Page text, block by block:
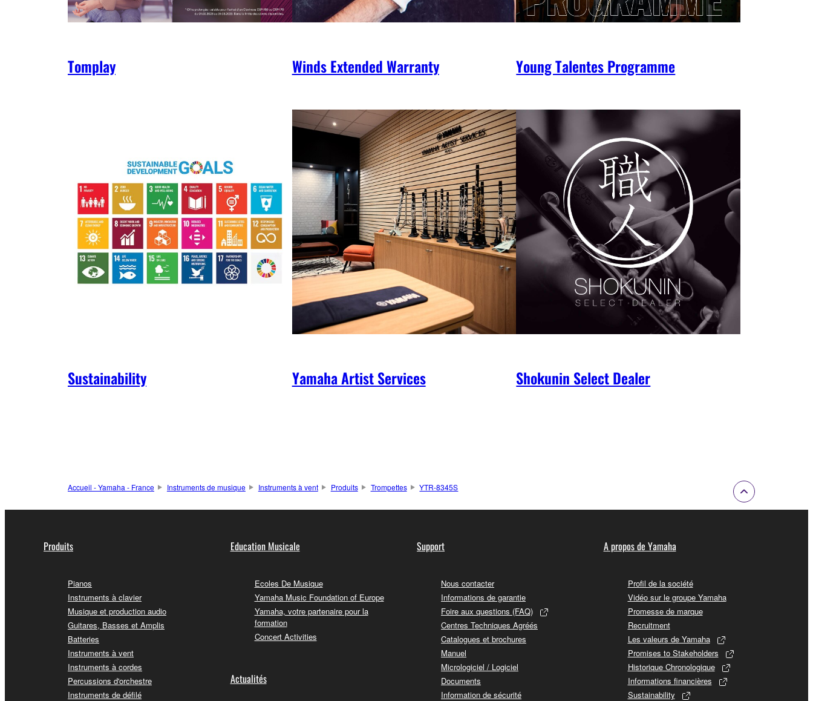
Tomplay Winds Extended Warranty Young Talentes Programme
Sustainability Yamaha Artist Services Shokunin Select Dealer
Accueil - Yamaha - France Instruments de musique Instruments à vent Produits Trompettes YTR-8345S
Produits
Pianos
Instruments à clavier
Musique et production audio
Guitares, Basses et Amplis
Batteries
Instruments à vent
Instruments à cordes
Percussions d'orchestre
Instruments de défilé
Education Musicale
Ecoles De Musique
Yamaha Music Foundation of Europe
Yamaha, votre partenaire pour la
formation
Concert Activities
Actualités
Support
Nous contacter
Informations de garantie
Foire aux questions (FAQ)
Centres Techniques Agréés
Catalogues et brochures
Manuel
Micrologiciel / Logiciel
Documents
Information de sécurité
A propos de Yamaha
Profil de la société
Vidéo sur le groupe Yamaha
Promesse de marque
Recruitment
Les valeurs de Yamaha
Promises to Stakeholders
Historique Chronologique
Informations financières
Sustainability